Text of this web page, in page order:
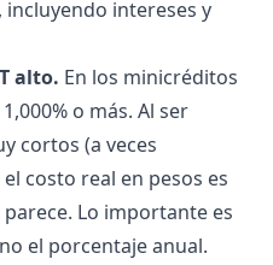
intereses y
alto. En los minicréditos
o más. Al ser
cortos (a veces
costo real en pesos es
Lo importante es
el porcentaje anual.